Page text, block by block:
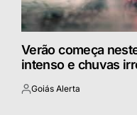
Verão começa
intenso e chuvas
Postado
Goiás Alerta